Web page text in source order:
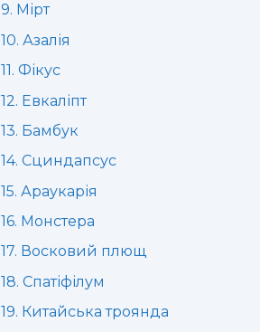
9. Мірт
10. Азалія
11. Фікус
12. Евкаліпт
13. Бамбук
14. Сциндапсус
15. Араукарія
16. Монстера
17. Восковий плющ
18. Спатіфілум
19. Китайська троянда